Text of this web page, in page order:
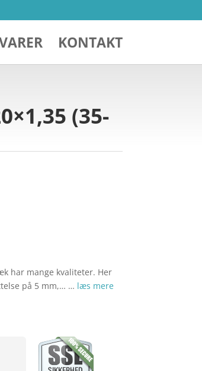
KONTAKT
(35-
har mange kvaliteter. Her
på 5 mm,… … læs mere